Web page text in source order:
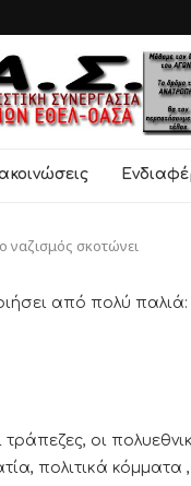
ο ναζισμός σκοτώνει
από πολύ παλιά:
οι
πολιτικά